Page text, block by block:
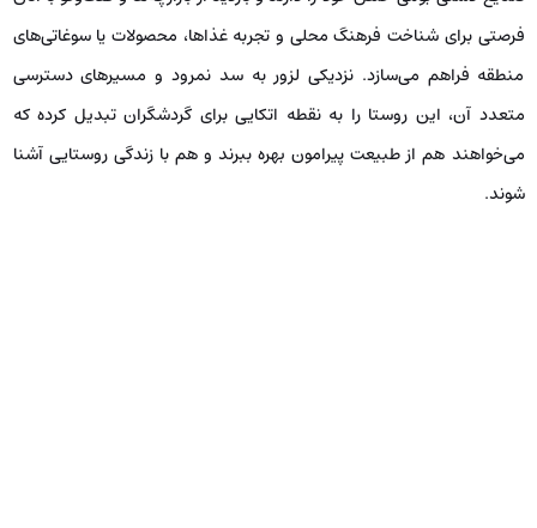
فرصتی برای شناخت فرهنگ محلی و تجربه غذاها، محصولات یا سوغاتی‌های
منطقه فراهم می‌سازد. نزدیکی لزور به سد نمرود و مسیرهای دسترسی
متعدد آن، این روستا را به نقطه اتکایی برای گردشگران تبدیل کرده که
می‌خواهند هم از طبیعت پیرامون بهره ببرند و هم با زندگی روستایی آشنا
شوند.